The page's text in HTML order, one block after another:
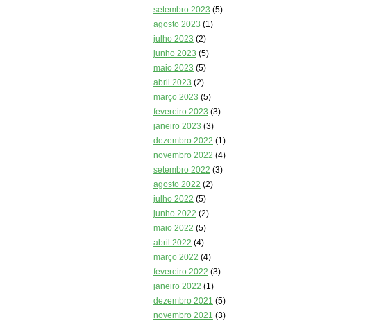
setembro 2023 (5)
agosto 2023 (1)
julho 2023 (2)
junho 2023 (5)
maio 2023 (5)
abril 2023 (2)
março 2023 (5)
fevereiro 2023 (3)
janeiro 2023 (3)
dezembro 2022 (1)
novembro 2022 (4)
setembro 2022 (3)
agosto 2022 (2)
julho 2022 (5)
junho 2022 (2)
maio 2022 (5)
abril 2022 (4)
março 2022 (4)
fevereiro 2022 (3)
janeiro 2022 (1)
dezembro 2021 (5)
novembro 2021 (3)